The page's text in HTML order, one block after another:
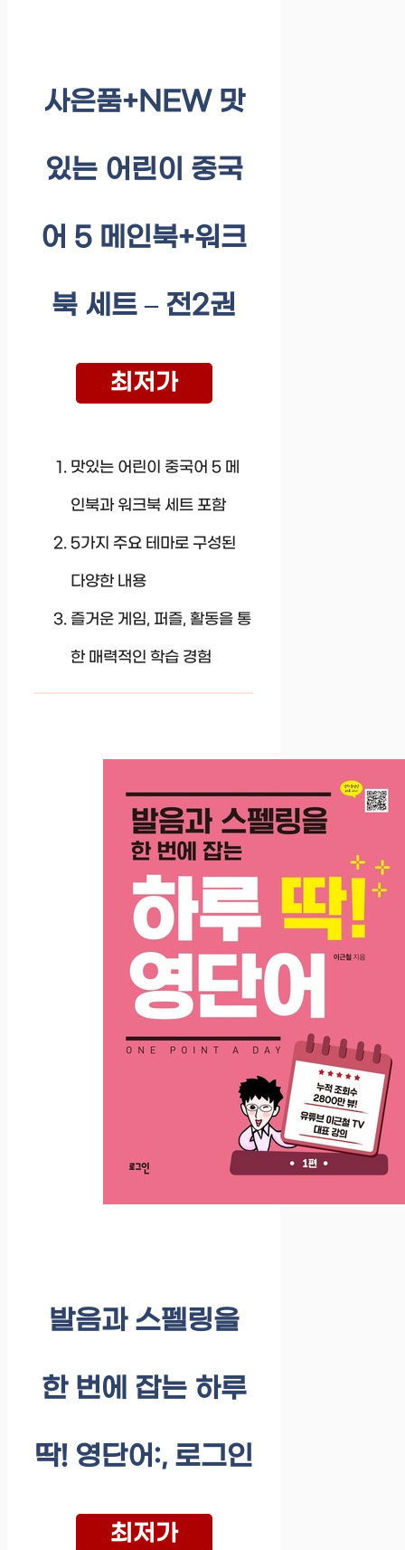
사은품+NEW 맛
있는 어린이 중국
어 5 메인북+워크
북 세트 – 전2권
최저가
맛있는 어린이 중국어 5 메
인북과 워크북 세트 포함
5가지 주요 테마로 구성된
다양한 내용
즐거운 게임, 퍼즐, 활동을 통
한 매력적인 학습 경험
발음과 스펠링을
한 번에 잡는 하루
딱! 영단어:, 로그인
최저가